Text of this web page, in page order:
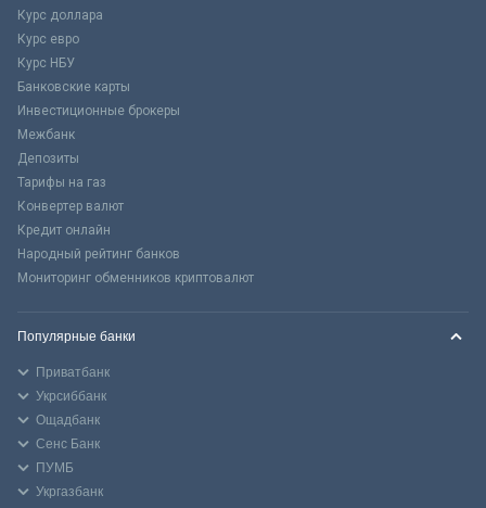
Курс доллара
Курс евро
Курс НБУ
Банковские карты
Инвестиционные брокеры
Межбанк
Депозиты
Тарифы на газ
Конвертер валют
Кредит онлайн
Народный рейтинг банков
Мониторинг обменников криптовалют
Популярные банки
Приватбанк
Укрсиббанк
Ощадбанк
Сенс Банк
ПУМБ
Укргазбанк